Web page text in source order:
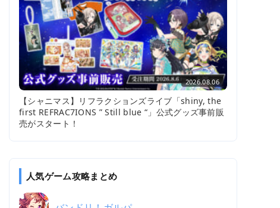
2026.08.06
【シャニマス】リフラクションズライブ「shiny, the
first REFRAC7IONS ” Still blue “」公式グッズ事前販
売がスタート！
人気ゲーム攻略まとめ